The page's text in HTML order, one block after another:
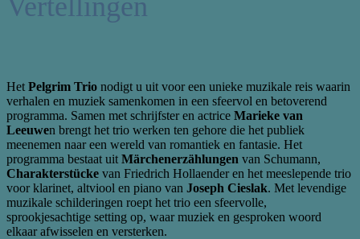
Het Pelgrim Trio nodigt u uit voor een unieke muzikale reis waarin
verhalen en muziek samenkomen in een sfeervol en betoverend
programma. Samen met schrijfster en actrice Marieke van
Leeuwen brengt het trio werken ten gehore die het publiek
meenemen naar een wereld van romantiek en fantasie. Het
programma bestaat uit Märchenerzählungen van Schumann,
Charakterstücke van Friedrich Hollaender en het meeslepende trio
voor klarinet, altviool en piano van Joseph Cieslak. Met levendige
muzikale schilderingen roept het trio een sfeervolle,
sprookjesachtige setting op, waar muziek en gesproken woord
elkaar afwisselen en versterken.